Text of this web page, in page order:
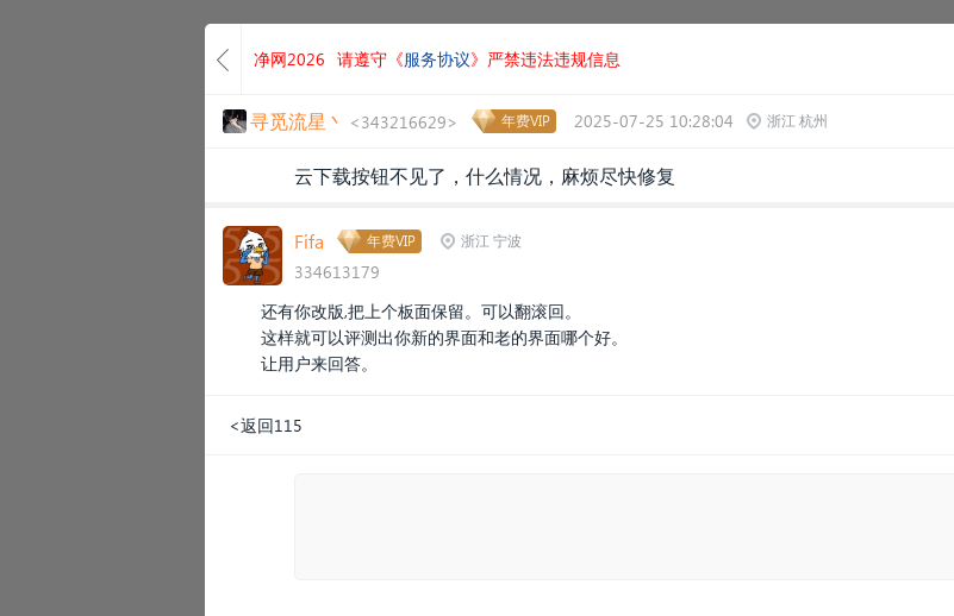
净网2026 请遵守《服务协议》严禁违法违规信息
寻觅流星丶 <343216629> 年费VIP 2025-07-25 10:28:04 浙江 杭州
云下载按钮不见了，什么情况，麻烦尽快修复
Fifa 年费VIP 浙江 宁波
334613179
还有你改版,把上个板面保留。可以翻滚回。
这样就可以评测出你新的界面和老的界面哪个好。
让用户来回答。
<返回115